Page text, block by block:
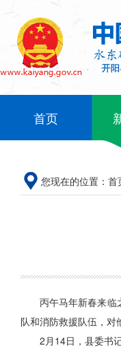
首页
您现在的位置： 首
丙午马年新春来临
队和消防救援队伍，
2月14日，县委书